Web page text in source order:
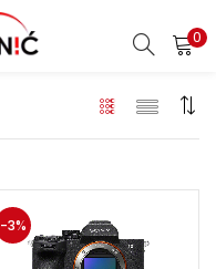
0
-3%